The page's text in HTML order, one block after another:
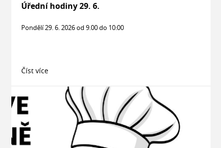
Úřední hodiny 29. 6.
Pondělí 29. 6. 2026 od 9.00 do 10:00
Číst více